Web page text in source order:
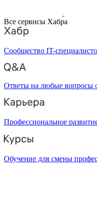
Все сервисы Хабра
Сообщество IT-
Ответы на любые вопросы
Профессиональное
Обучение для смены